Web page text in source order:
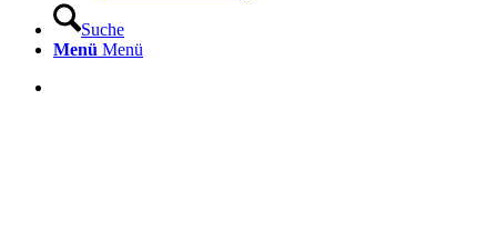
Suche
Menü Menü